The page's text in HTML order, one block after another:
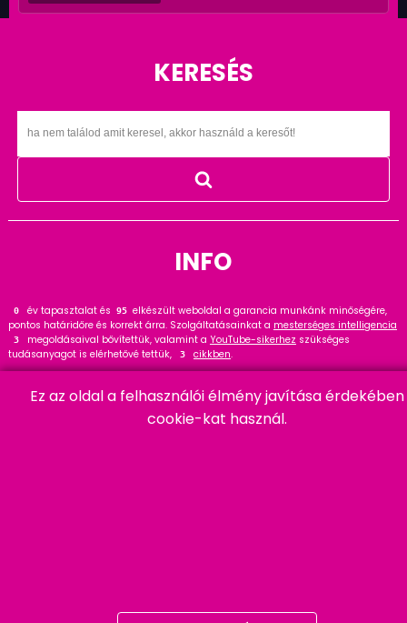
KERESÉS
INFO
0 év tapasztalat és 118 elkészült weboldal a garancia munkánk minőségére,
pontos határidőre és korrekt árra. Szolgáltatásainkat a mesterséges intelligencia
3 megoldásaival bővítettük, valamint a YouTube-sikerhez szükséges
tudásanyagot is elérhetővé tettük,
3 cikkben.
szakértőként ajánlom a 22 cikket és bővítményt.
Ez az oldal a felhasználói élmény javítása érdekében
cookie-kat használ.